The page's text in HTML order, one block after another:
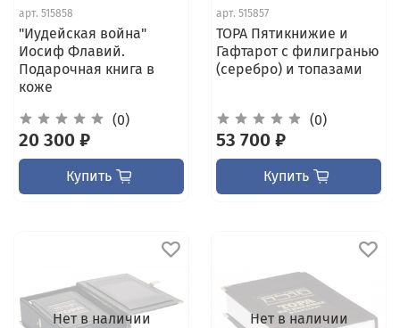
арт. 515858
"Иудейская война"
Иосиф Флавий.
Подарочная книга в
коже
(0)
20 300 ₽
Купить
арт. 515857
ТОРА Пятикнижие и
Гафтарот с филигранью
(серебро) и топазами
(0)
53 700 ₽
Купить
Нет в наличии Нет в наличии